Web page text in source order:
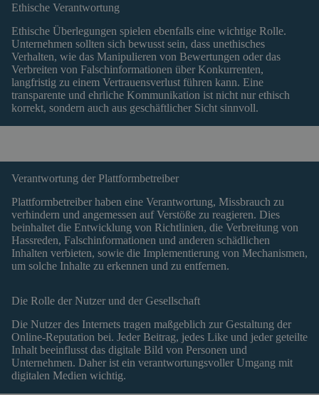
Ethische Verantwortung
Ethische Überlegungen spielen ebenfalls eine wichtige Rolle.
Unternehmen sollten sich bewusst sein, dass unethisches
Verhalten, wie das Manipulieren von Bewertungen oder das
Verbreiten von Falschinformationen über Konkurrenten,
langfristig zu einem Vertrauensverlust führen kann. Eine
transparente und ehrliche Kommunikation ist nicht nur ethisch
korrekt, sondern auch aus geschäftlicher Sicht sinnvoll.
Verantwortung der Plattformbetreiber
Plattformbetreiber haben eine Verantwortung, Missbrauch zu
verhindern und angemessen auf Verstöße zu reagieren. Dies
beinhaltet die Entwicklung von Richtlinien, die Verbreitung von
Hassreden, Falschinformationen und anderen schädlichen
Inhalten verbieten, sowie die Implementierung von Mechanismen,
um solche Inhalte zu erkennen und zu entfernen.
Die Rolle der Nutzer und der Gesellschaft
Die Nutzer des Internets tragen maßgeblich zur Gestaltung der
Online-Reputation bei. Jeder Beitrag, jedes Like und jeder geteilte
Inhalt beeinflusst das digitale Bild von Personen und
Unternehmen. Daher ist ein verantwortungsvoller Umgang mit
digitalen Medien wichtig.